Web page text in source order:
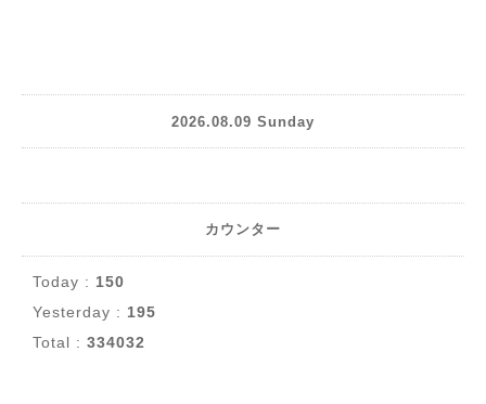
2026.08.09 Sunday
カウンター
Today : 150
Yesterday : 195
Total : 334032